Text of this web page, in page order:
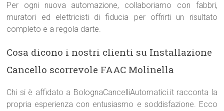
Per ogni nuova automazione, collaboriamo con fabbri,
muratori ed elettricisti di fiducia per offrirti un risultato
completo e a regola darte.
Cosa dicono i nostri clienti su Installazione
Cancello scorrevole FAAC Molinella
Chi si è affidato a BolognaCancelliAutomatici.it racconta la
propria esperienza con entusiasmo e soddisfazione. Ecco